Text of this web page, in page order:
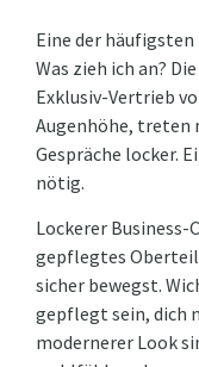
Eine der
Was zieh ich an?
Exklusiv-Vertrieb
Augenhöhe, treten
Gespräche locker.
nötig.
Lockerer Business-
gepflegtes
sicher bewegst.
gepflegt sein, dich
modernerer Look